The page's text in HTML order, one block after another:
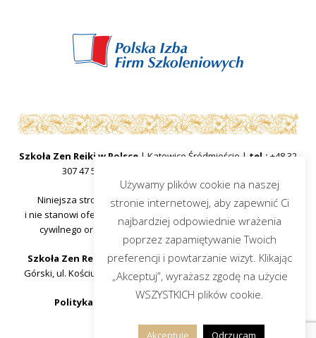
Szkoła Zen Reiki w Polsce | Katowice Śródmieście | tel.: +48 32
307 47 57
Niniejsza strona internetowa ma charakter informacyjny
i nie stanowi oferty handlowej w rozumieniu art.66 §1 kodeksu
cywilnego oraz innych właściwych przepisów prawnych.
Szkoła Zen Reiki w Polsce, organ prowadzący Piotr Dacjusz
Górski, ul. Kościuszki 25, 40-048 Katowice, województwo śląskie
Polityka Prywatności strony www|Artykuły
Używamy plików cookie na naszej
stronie internetowej, aby zapewnić Ci
najbardziej odpowiednie wrażenia
poprzez zapamiętywanie Twoich
preferencji i powtarzanie wizyt. Klikając
„Akceptuj”, wyrażasz zgodę na użycie
WSZYSTKICH plików cookie.
Akceptuję Odrzucam